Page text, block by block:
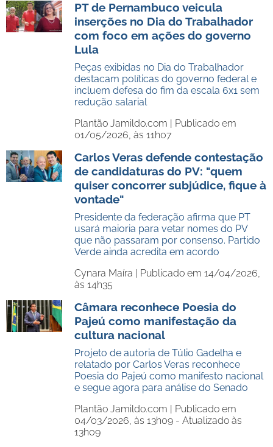
PT de Pernambuco veicula
inserções no Dia do Trabalhador
com foco em ações do governo
Lula
Peças exibidas no Dia do Trabalhador
destacam políticas do governo federal e
incluem defesa do fim da escala 6x1 sem
redução salarial
Plantão Jamildo.com | Publicado em
01/05/2026, às 11h07
Carlos Veras defende contestação
de candidaturas do PV: "quem
quiser concorrer subjúdice, fique à
vontade"
Presidente da federação afirma que PT
usará maioria para vetar nomes do PV
que não passaram por consenso. Partido
Verde ainda acredita em acordo
Cynara Maíra | Publicado em 14/04/2026,
às 14h35
Câmara reconhece Poesia do
Pajeú como manifestação da
cultura nacional
Projeto de autoria de Túlio Gadelha e
relatado por Carlos Veras reconhece
Poesia do Pajeú como manifesto nacional
e segue agora para análise do Senado
Plantão Jamildo.com | Publicado em
04/03/2026, às 13h09 - Atualizado às
13h09